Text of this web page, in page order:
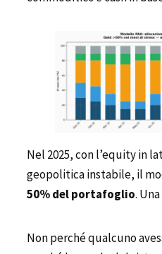
Nel 2025, con l’equity in
geopolitica instabile, il
50% del portafoglio.
Non perché qualcuno